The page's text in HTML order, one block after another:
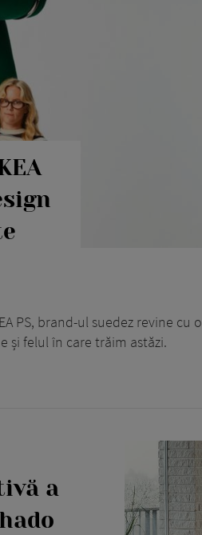
PS, brand-ul suedez revine cu o
și felul în care trăim astăzi.
a